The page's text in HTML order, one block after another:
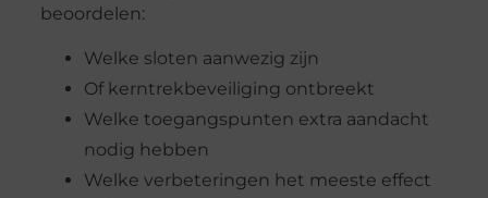
beoordelen:
Welke sloten aanwezig zijn
Of kerntrekbeveiliging ontbreekt
Welke toegangspunten extra aandacht
nodig hebben
Welke verbeteringen het meeste effect